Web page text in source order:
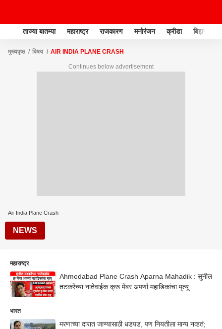
ताज्या बातम्या महाराष्ट्र राजकारण मनोरंजन क्रीडा बिझनेस
मुख्यपृष्ठ विषय AIR INDIA PLANE CRASH
Continues below advertisement
Air India Plane Crash
NEWS
महाराष्ट्र
Ahmedabad Plane Crash Aparna Mahadik : सुनील
तटकरेंच्या नातेवाईक क्रू मेंबर अपर्णा महाडिकांचा मृत्यू
भारत
मरणाच्या दारात जाण्यासाठी धडपड, पण नियतीला मान्य नव्हतं;